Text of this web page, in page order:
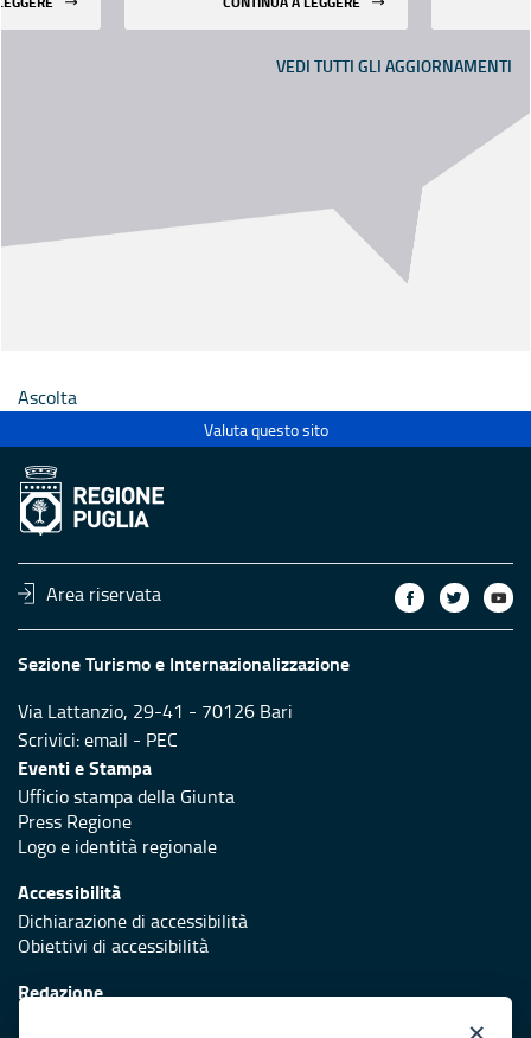
VEDI TUTTI GLI AGGIORNAMENTI
Ascolta
Valuta questo sito
Area riservata
Sezione Turismo e Internazionalizzazione
Via Lattanzio, 29-41 - 70126 Bari
Scrivici:email - PEC
Eventi e Stampa
Ufficio stampa della Giunta
Press Regione
Logo e identità regionale
Accessibilità
Dichiarazione di accessibilità
Obiettivi di accessibilità
Redazione
×